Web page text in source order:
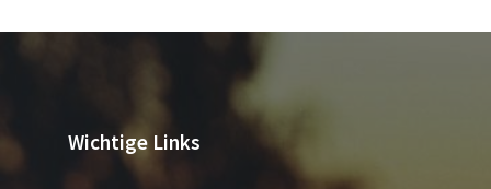
Wichtige Links